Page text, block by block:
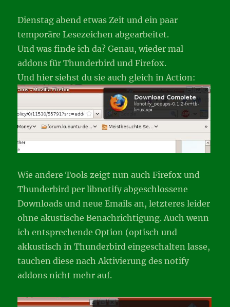
Dienstag abend etwas Zeit und ein paar
temporäre Lesezeichen abgearbeitet.
Und was finde ich da? Genau, wieder mal
addons für Thunderbird und Firefox.
Und hier siehst du sie auch gleich in Action:
Wie andere Tools zeigt nun auch Firefox und
Thunderbird per libnotify abgeschlossene
Downloads und neue Emails an, letzteres leider
ohne akustische Benachrichtigung. Auch wenn
ich entsprechende Option (optisch und
akkustisch in Thunderbird eingeschalten lasse,
tauchen diese nach Aktivierung des notify
addons nicht mehr auf.